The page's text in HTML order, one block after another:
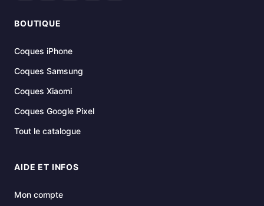
BOUTIQUE
Coques iPhone
Coques Samsung
Coques Xiaomi
Coques Google Pixel
Tout le catalogue
AIDE ET INFOS
Mon compte